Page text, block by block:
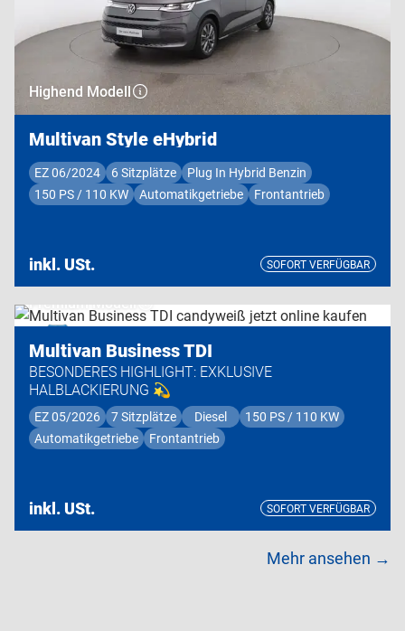
Highend Modell
Multivan Style eHybrid
EZ 06/2024 6 Sitzplätze
Plug In Hybrid Benzin
150 PS / 110 KW
Automatikgetriebe Frontantrieb
inkl. USt. SOFORT VERFÜGBAR
Premium Modell
Multivan Business TDI
BESONDERES HIGHLIGHT: EXKLUSIVE
HALBLACKIERUNG 💫
EZ 05/2026 7 Sitzplätze Diesel
150 PS / 110 KW
Automatikgetriebe
Frontantrieb
inkl. USt. SOFORT VERFÜGBAR
Mehr ansehen →